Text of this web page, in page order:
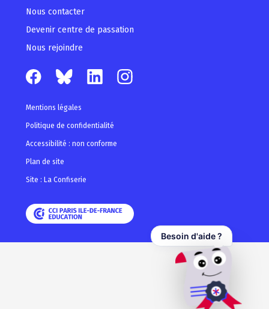
Nous contacter
Devenir centre de passation
Nous rejoindre
Mentions légales
Politique de confidentialité
Accessibilité : non conforme
Plan de site
Site : La Confiserie
Besoin d'aide ?